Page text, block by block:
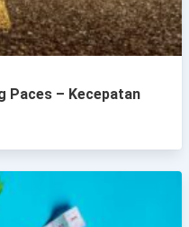
Paces – Kecepatan